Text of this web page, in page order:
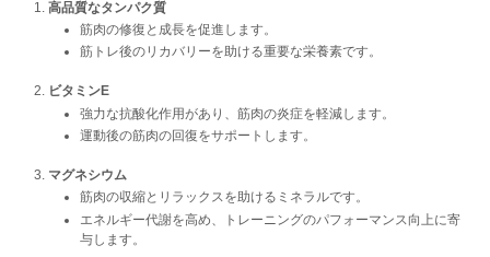
高品質なタンパク質
筋肉の修復と成長を促進します。
筋トレ後のリカバリーを助ける重要な栄養素です。
ビタミンE
強力な抗酸化作用があり、筋肉の炎症を軽減します。
運動後の筋肉の回復をサポートします。
マグネシウム
筋肉の収縮とリラックスを助けるミネラルです。
エネルギー代謝を高め、トレーニングのパフォーマンス向上に寄
与します。